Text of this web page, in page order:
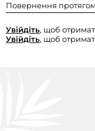
Повернення
Увійдіть, щоб
Увійдіть, щоб